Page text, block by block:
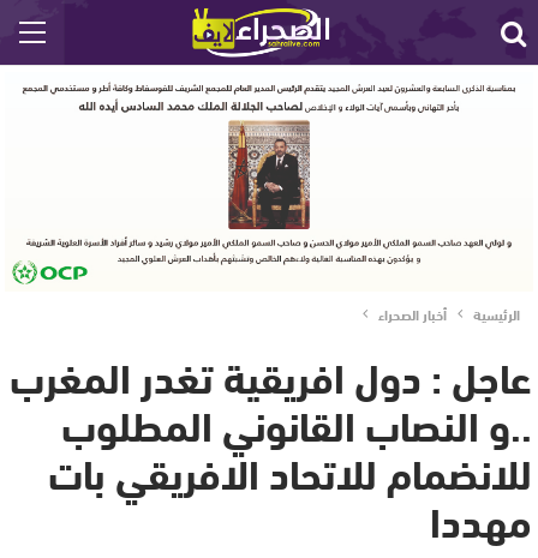
الرئيسية أخبار الصحراء
عاجل : دول افريقية تغدر المغرب
..و النصاب القانوني المطلوب
للانضمام للاتحاد الافريقي بات
مهددا